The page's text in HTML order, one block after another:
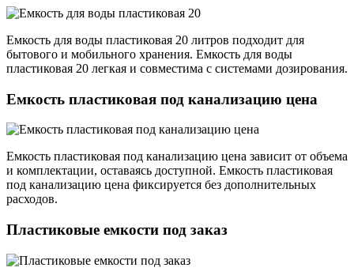
Емкость для воды пластиковая 20 литров подходит для
бытового и мобильного хранения. Емкость для воды
пластиковая 20 легкая и совместима с системами дозирования.
Емкость пластиковая под канализацию цена
Емкость пластиковая под канализацию цена зависит от объема
и комплектации, оставаясь доступной. Емкость пластиковая
под канализацию цена фиксируется без дополнительных
расходов.
Пластиковые емкости под заказ